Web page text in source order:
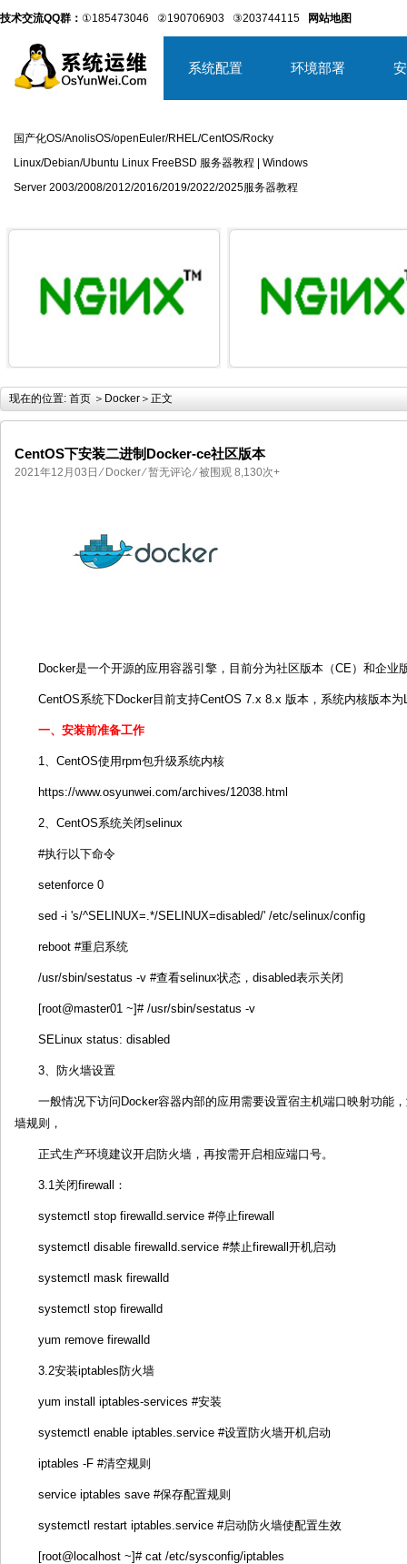
技术交流QQ群： ①185473046 ②190706903 ③203744115 网站地图
系统配置 环境部署
国产化OS/AnolisOS/openEuler/RHEL/CentOS/Rocky
Linux/Debian/Ubuntu Linux FreeBSD 服务器教程 | Windows
Server 2003/2008/2012/2016/2019/2022/2025服务器教程
现在的位置: 首页 ＞ Docker ＞正文
CentOS下安装二进制Docker-ce社区版本
2021年12月03日 ⁄ Docker ⁄暂无评论⁄ 被围观 8,130次+
Docker是一个开源的应用容器引擎，目前分为社区版本（CE）和企业
CentOS系统下Docker目前支持CentOS 7.x 8.x 版本，系统内核版本
一、安装前准备工作
1、CentOS使用rpm包升级系统内核
https://www.osyunwei.com/archives/12038.html
2、CentOS系统关闭selinux
#执行以下命令
setenforce 0
sed -i 's/^SELINUX=.*/SELINUX=disabled/' /etc/selinux/config
reboot #重启系统
/usr/sbin/sestatus -v #查看selinux状态，disabled表示关闭
[root@master01 ~]# /usr/sbin/sestatus -v
SELinux status: disabled
3、防火墙设置
一般情况下访问Docker容器内部的应用需要设置宿主机端口映射功能
墙规则，
正式生产环境建议开启防火墙，再按需开启相应端口号。
3.1关闭firewall：
systemctl stop firewalld.service #停止firewall
systemctl disable firewalld.service #禁止firewall开机启动
systemctl mask firewalld
systemctl stop firewalld
yum remove firewalld
3.2安装iptables防火墙
yum install iptables-services #安装
systemctl enable iptables.service #设置防火墙开机启动
iptables -F #清空规则
service iptables save #保存配置规则
systemctl restart iptables.service #启动防火墙使配置生效
[root@localhost ~]# cat /etc/sysconfig/iptables